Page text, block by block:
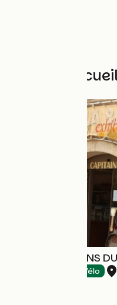
Andere
MAISON DES VINS
Accueil Vélo